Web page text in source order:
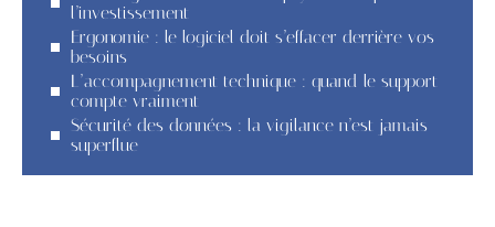
l’investissement
Ergonomie : le logiciel doit s’effacer derrière vos
besoins
L’accompagnement technique : quand le support
compte vraiment
Sécurité des données : la vigilance n’est jamais
superflue